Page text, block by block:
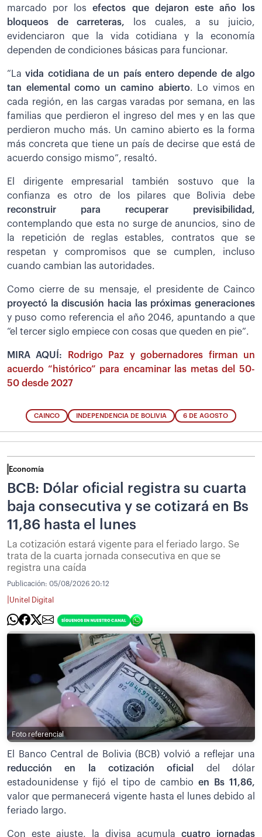
marcado por losefectos que dejaron este año los
bloqueos de carreteras, los cuales, a su juicio,
evidenciaron que la vida cotidiana y la economía
dependen de condiciones básicas para funcionar.
“La vida cotidiana de un país entero depende de algo
tan elemental como un camino abierto. Lo vimos en
cada región, en las cargas varadas por semana, en las
familias que perdieron el ingreso del mes y en las que
perdieron mucho más. Un camino abierto es la forma
más concreta que tiene un país de decirse que está de
acuerdo consigo mismo”, resaltó.
El dirigente empresarial también sostuvo que la
confianza es otro de los pilares que Bolivia debe
reconstruir para recuperar previsibilidad,
contemplando que esta no surge de anuncios, sino de
la repetición de reglas estables, contratos que se
respetan y compromisos que se cumplen, incluso
cuando cambian las autoridades.
Como cierre de su mensaje, el presidente de Cainco
proyectó la discusión hacia las próximas generaciones
y puso como referencia el año 2046, apuntando a que
“el tercer siglo empiece con cosas que queden en pie”.
MIRA AQUÍ:
Rodrigo Paz y gobernadores firman un
acuerdo “histórico” para encaminar las metas del 50-
50 desde 2027
CAINCO INDEPENDENCIA DE BOLIVIA 6 DE AGOSTO
Economía
BCB: Dólar oficial registra su cuarta
baja consecutiva y se cotizará en Bs
11,86 hasta el lunes
La cotización estará vigente para el feriado largo. Se
trata de la cuarta jornada consecutiva en que se
registra una caída
Publicación: 05/08/2026 20:12
Unitel Digital
Foto referencial
El Banco Central de Bolivia (BCB) volvió a reflejar una
reducción en la cotización oficial
del dólar
estadounidense y fijó el tipo de cambio en Bs 11,86,
valor que permanecerá vigente hasta el lunes debido al
feriado largo.
Con este ajuste, la divisa acumula cuatro jornadas